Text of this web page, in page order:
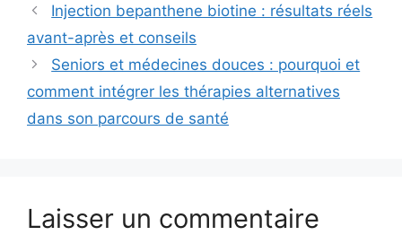
Injection bepanthene biotine : résultats réels
avant-après et conseils
Seniors et médecines douces : pourquoi et
comment intégrer les thérapies alternatives
dans son parcours de santé
Laisser un commentaire